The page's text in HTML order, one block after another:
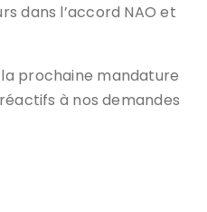
dans l’accord NAO et
prochaine mandature
à nos demandes